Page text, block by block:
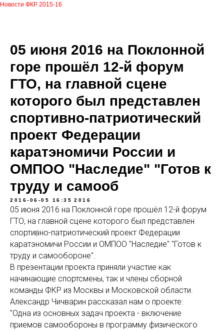
Новости ФКР 2015-16
05 июня 2016 на Поклонной
горе прошёл 12-й форум
ГТО, на главной сцене
которого был представлен
спортивно-патриотический
проект Федерации
каратэномичи России и
ОМПОО "Наследие" "Готов к
труду и самооб
2016-06-05 16:35 2016
05 июня 2016 на Поклонной горе прошёл 12-й форум
ГТО, на главной сцене которого был представлен
спортивно-патриотический проект Федерации
каратэномичи России и ОМПОО "Наследие" "Готов к
труду и самообороне".
В презентации проекта приняли участие как
начинающие спортсмены, так и члены сборной
команды ФКР из Москвы и Московской области.
Александр Чичварин рассказал нам о проекте:
"Одна из основных задач проекта - включение
приемов самообороны в программу физического